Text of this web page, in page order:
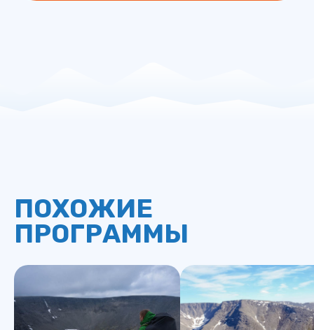
ПОМОЖЕМ С ВЫБОРОМ
МАРШРУТА И ОТВЕТИМ
НА ВСЕ ВОПРОСЫ
Если вы хотите узнать больше о маршруте или
не знаете, какой поход выбрать, оставьте
заявку — мы с вами свяжемся